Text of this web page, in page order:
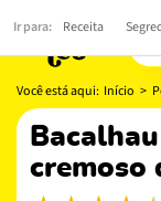
Você está aqui: Início >
bacalhau gratinado: o segredo
cremoso
Ir para: Receita